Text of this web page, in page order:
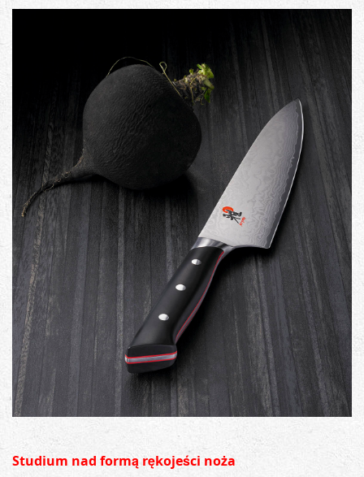
Studium nad formą rękojeści noża